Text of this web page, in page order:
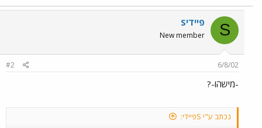
S Sפיידי
New member
6/8/02
#2
-מישהו-?
נכתב ע"י Sפיידי: